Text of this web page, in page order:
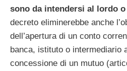
sono da intendersi al lordo
decreto eliminerebbe anche
dell’apertura di un conto
banca, istituto o intermediario
concessione di un mutuo